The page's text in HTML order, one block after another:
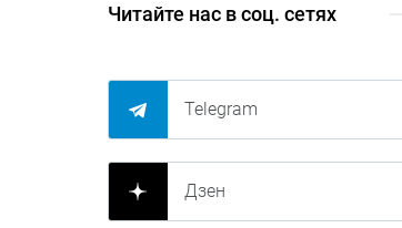
Читайте нас в соц. сетях
Telegram
Дзен